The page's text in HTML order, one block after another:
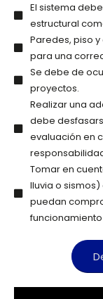
El sistema
estructural
Paredes, piso
para una
Se debe de
proyectos.
Realizar una
debe
evaluación en
Tomar en
lluvia o
puedan